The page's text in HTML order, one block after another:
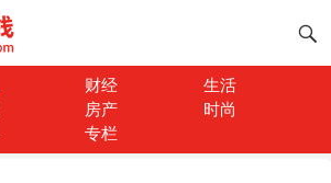
财经
生活
房产
时尚
专栏